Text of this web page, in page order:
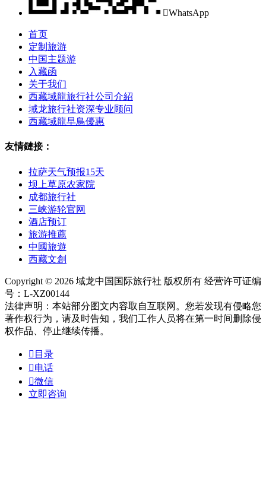
WhatsApp
首页
定制旅游
中国主题游
入藏函
关于我们
西藏域龍旅行社公司介紹
域龙旅行社资深专业顾问
西藏域龍早鳥優惠
友情鏈接：
拉萨天气预报15天
坝上草原农家院
成都旅行社
三峡游轮官网
酒店预订
旅游推薦
中國旅遊
西藏文創
Copyright © 2026 域龙中国国际旅行社 版权所有 经营许可证编
号：L-XZ00144
法律声明：本站部分图文内容取自互联网。您若发现有侵略您
著作权行为，请及时告知，我们工作人员将在第一时间删除侵
权作品、停止继续传播。
 目录
电话
微信
立即咨询